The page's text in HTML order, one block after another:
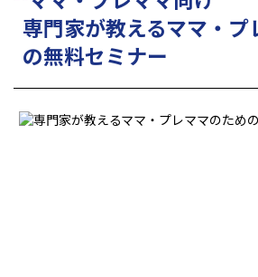
専門家が教えるママ・プ
の無料セミナー